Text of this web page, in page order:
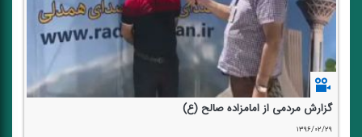
گزارش مردمی از امامزاده صالح (ع)
۱۳۹۶/۰۲/۲۹